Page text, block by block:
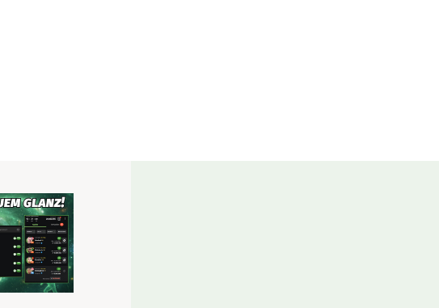
Im Sturm könnte an Stelle von Terrazzino auch Kramaric beginnen. Ob Kaderabek wieder von
oder ob Rudy auf rechts wechselt, steht noch nicht fest. Die Rotsperre von Ingolstadts Leckie
verhandelt. Sollte die Sperre auf ein Spiel reduziert werden, wäre er spielberechtigt und
Startformation rücken.